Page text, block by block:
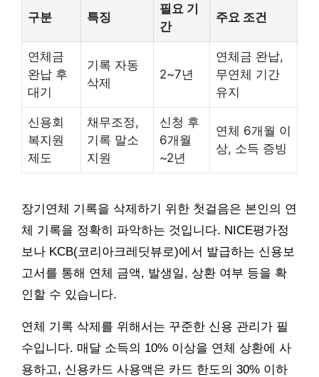
구분 특징
필요 기
간
주요 조건
연체금
완납 후
대기
기록 자동
삭제
2~7년
연체금 완납,
무연체 기간
유지
신용회
복지원
제도
채무조정,
기록 말소
지원
신청 후
6개월
~2년
연체 6개월 이
상, 소득 증빙
장기연체 기록을 삭제하기 위한 첫걸음은 본인의 연
체 기록을 정확히 파악하는 것입니다. NICE평가정
보나 KCB(코리아크레딧뷰로)에서 발급하는 신용보
고서를 통해 연체 금액, 발생일, 상환 여부 등을 확
인할 수 있습니다.
연체 기록 삭제를 위해서는 꾸준한 신용 관리가 필
수입니다. 매달 소득의 10% 이상을 연체 상환에 사
용하고, 신용카드 사용액은 카드 한도의 30% 이하